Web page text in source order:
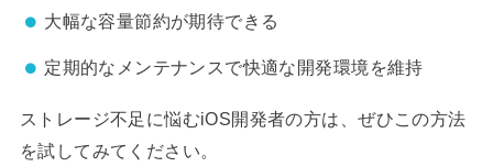
大幅な容量節約が期待できる
定期的なメンテナンスで快適な開発環境を維持
ストレージ不足に悩むiOS開発者の方は、ぜひこの方法
を試してみてください。